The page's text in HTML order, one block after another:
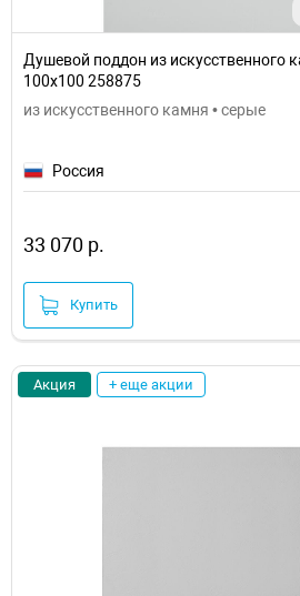
Душевой поддон из искусственного
100x100 258875
из искусственного камня • серые
Россия
33 070 р.
Купить
Акция + еще акции